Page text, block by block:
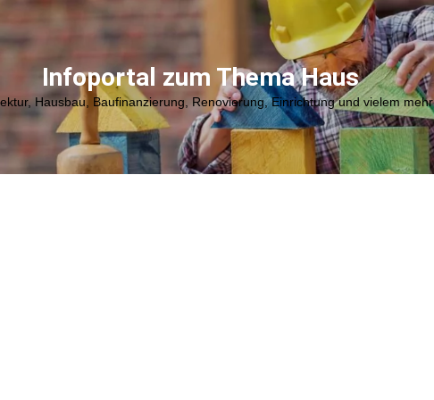
Infoportal zum Thema Haus
Hausbau, Baufinanzierung, Renovierung, Einrichtung und vielem mehr